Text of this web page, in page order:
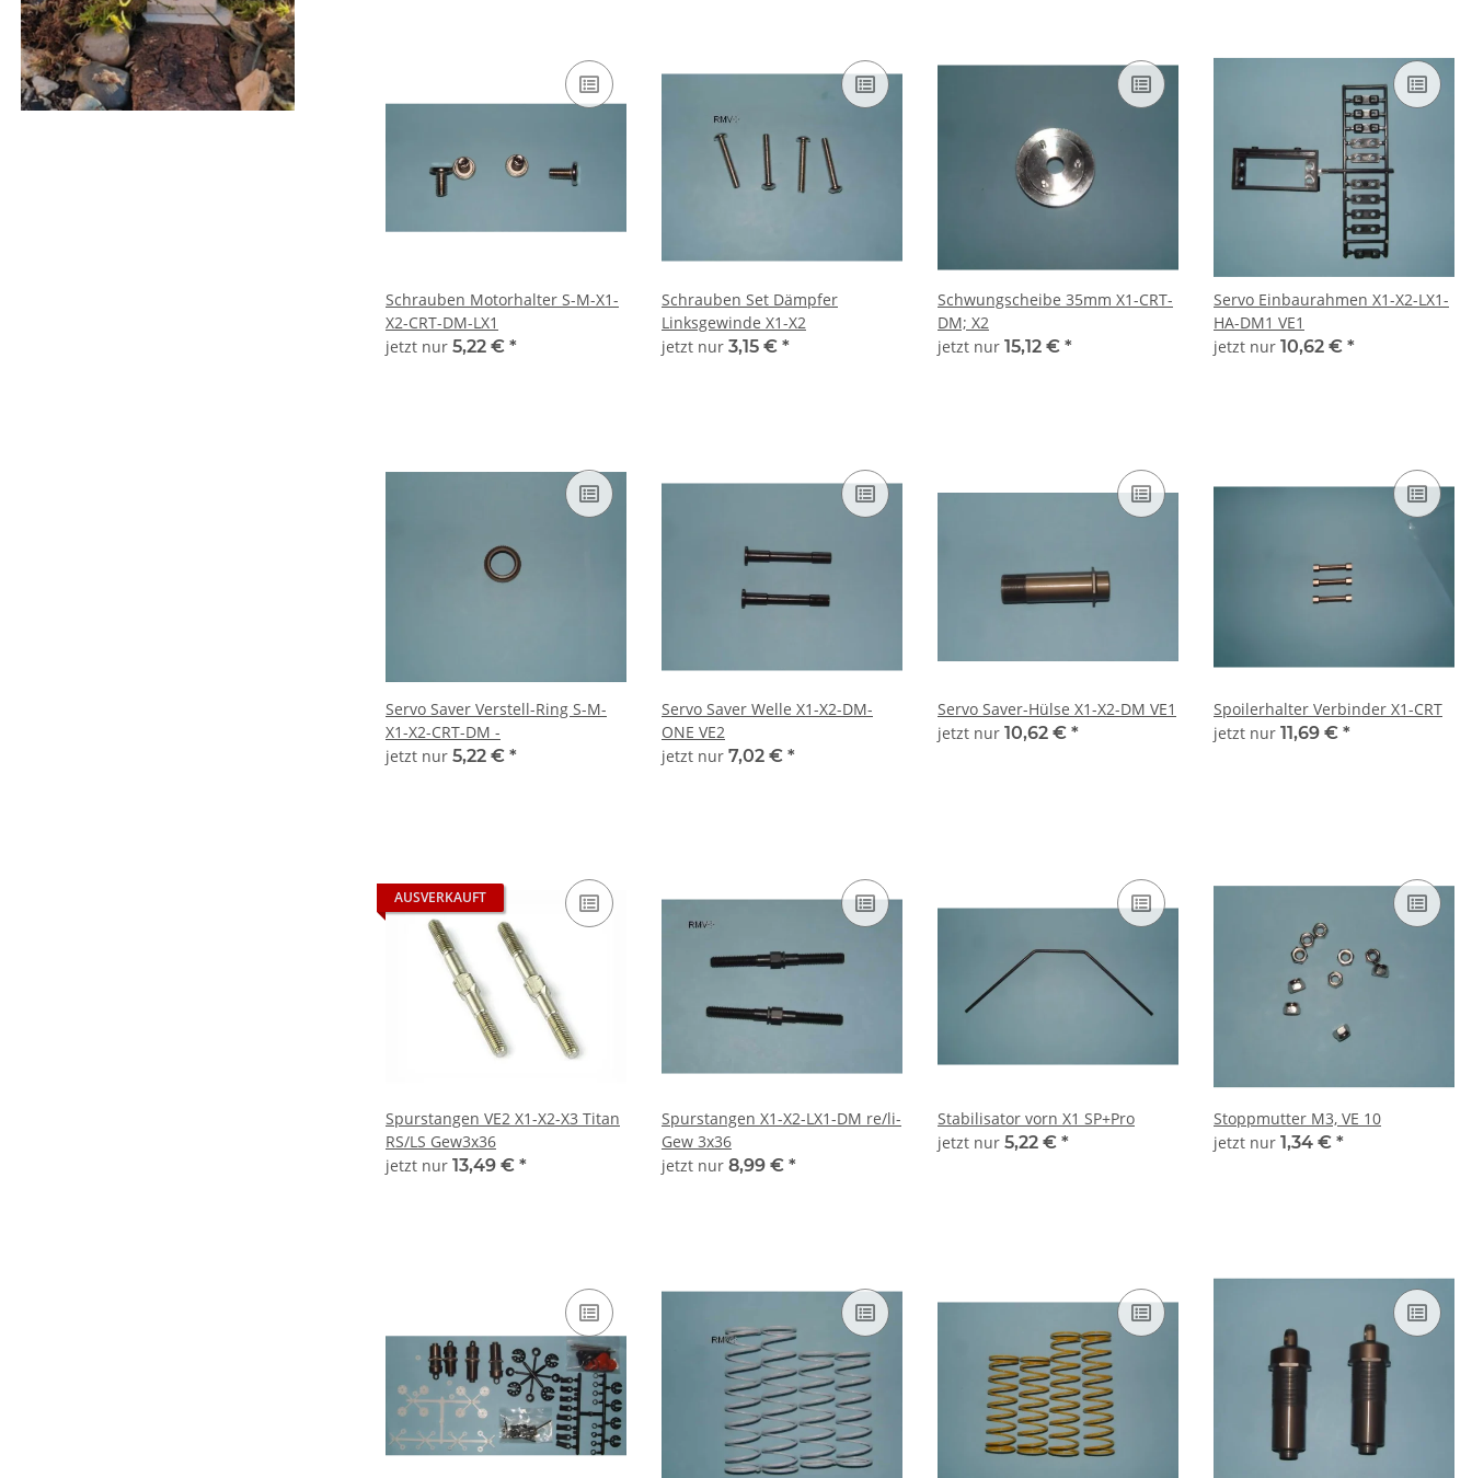
Schrauben Motorhalter S-M-X1-
X2-CRT-DM-LX1
jetzt nur 5,22 € *
Schrauben Set Dämpfer
Linksgewinde X1-X2
jetzt nur 3,15 € *
Schwungscheibe 35mm X1-CRT-
DM; X2
jetzt nur 15,12 € *
Servo Einbaurahmen X1-X2-LX1-
HA-DM1 VE1
jetzt nur 10,62 € *
Servo Saver Verstell-Ring S-M-
X1-X2-CRT-DM -
jetzt nur 5,22 € *
Servo Saver Welle X1-X2-DM-
ONE VE2
jetzt nur 7,02 € *
Servo Saver-Hülse X1-X2-DM VE1
jetzt nur 10,62 € *
Spoilerhalter Verbinder X1-CRT
jetzt nur 11,69 € *
AUSVERKAUFT
Spurstangen VE2 X1-X2-X3 Titan
RS/LS Gew3x36
jetzt nur 13,49 € *
Spurstangen X1-X2-LX1-DM re/li-
Gew 3x36
jetzt nur 8,99 € *
Stabilisator vorn X1 SP+Pro
jetzt nur 5,22 € *
Stoppmutter M3, VE 10
jetzt nur 1,34 € *